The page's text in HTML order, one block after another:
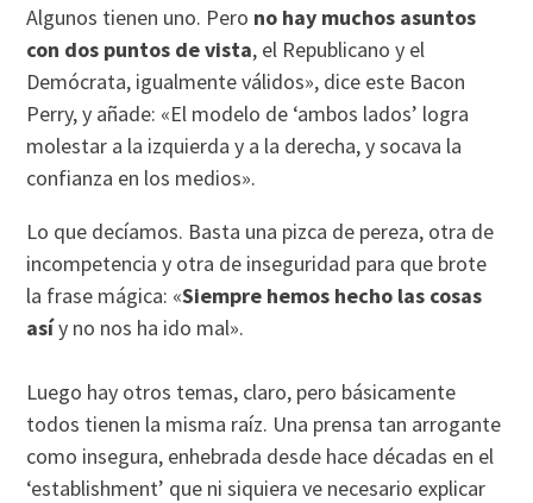
Algunos tienen uno. Pero no hay muchos asuntos
con dos puntos de vista, el Republicano y el
Demócrata, igualmente válidos», dice este Bacon
Perry, y añade: «El modelo de ‘ambos lados’ logra
molestar a la izquierda y a la derecha, y socava la
confianza en los medios».
Lo que decíamos. Basta una pizca de pereza, otra de
incompetencia y otra de inseguridad para que brote
la frase mágica: «Siempre hemos hecho las cosas
asíy no nos ha ido mal».
Luego hay otros temas, claro, pero básicamente
todos tienen la misma raíz. Una prensa tan arrogante
como insegura, enhebrada desde hace décadas en el
‘establishment’ que ni siquiera ve necesario explicar